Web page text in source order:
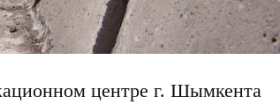
центре г. Шымкента